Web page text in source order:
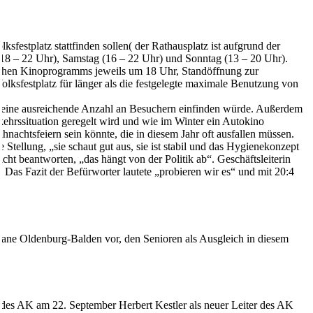
stattfinden sollen( der Rathausplatz ist aufgrund der
– 22 Uhr), Samstag (16 – 22 Uhr) und Sonntag (13 – 20 Uhr).
Kinoprogramms jeweils um 18 Uhr, Standöffnung zur
für länger als die festgelegte maximale Benutzung von
ausreichende Anzahl an Besuchern einfinden würde. Außerdem
geregelt wird und wie im Winter ein Autokino
sein könnte, die in diesem Jahr oft ausfallen müssen.
„sie schaut gut aus, sie ist stabil und das Hygienekonzept
beantworten, „das hängt von der Politik ab“. Geschäftsleiterin
Fazit der Befürworter lautete „probieren wir es“ und mit 20:4
Oldenburg-Balden vor, den Senioren als Ausgleich in diesem
AK am 22. September Herbert Kestler als neuer Leiter des AK